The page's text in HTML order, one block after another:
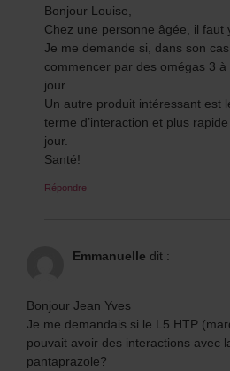
Bonjour Louise,
Chez une personne âgée, il faut
Je me demande si, dans son
commencer par des omégas 3
jour.
Un autre produit intéressant est
terme d’interaction et plus
jour.
Santé!
Répondre
Emmanuelle dit :
Bonjour Jean Yves
Je me demandais si le L5 HTP
pouvait avoir des interactions avec
pantaprazole?